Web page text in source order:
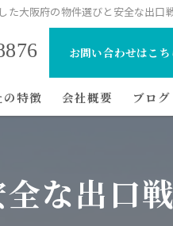
た大阪府の物件選びと安全な出口
お問い合わせはこち
の特徴
者
会社概要 ブログ
な出口